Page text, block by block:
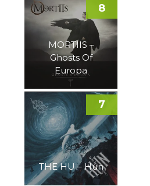
MORTIIS –
Ghosts Of
Europa
8
THE HU – Hun
7